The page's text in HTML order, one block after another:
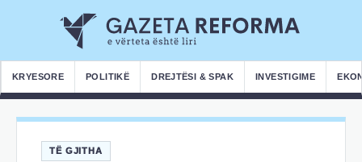
KRYESORE POLITIKË DREJTËSI & SPAK INVESTIGIME
TË GJITHA